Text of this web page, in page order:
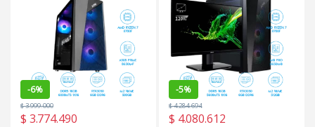
-6%
$ 3.774.490
$3.999.000
-5%
$ 4.080.612
$4.284.694